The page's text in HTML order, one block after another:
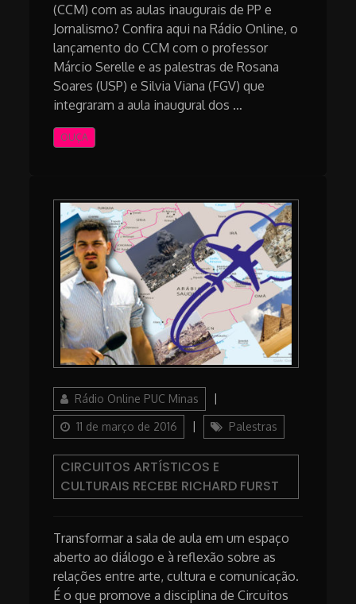
(CCM) com as aulas inaugurais de PP e
Jornalismo? Confira aqui na Rádio Online, o
lançamento do CCM com o professor
Márcio Serelle e as palestras de Rosana
Soares (USP) e Silvia Viana (FGV) que
integraram a aula inaugural dos …
OUÇA
AuthorRádio Online PUC Minas
11 de março de 2016
Categories
Palestras
CIRCUITOS ARTÍSTICOS E
CULTURAIS RECEBE RICHARD FURST
Transformar a sala de aula em um espaço
aberto ao diálogo e à reflexão sobre as
relações entre arte, cultura e comunicação.
É o que promove a disciplina de Circuitos